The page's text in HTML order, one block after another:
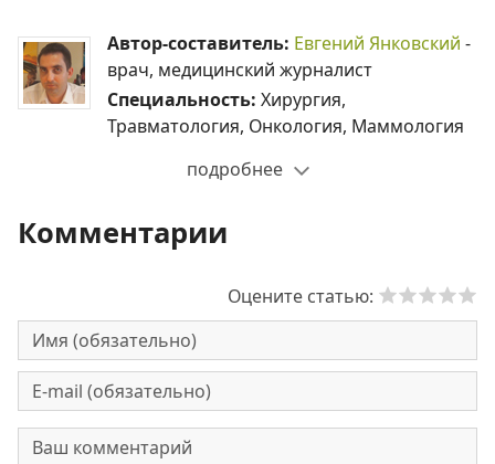
Автор-составитель: Евгений Янковский -
врач, медицинский журналист
Специальность: Хирургия,
Травматология, Онкология, Маммология
подробнее
Комментарии
Оцените статью: